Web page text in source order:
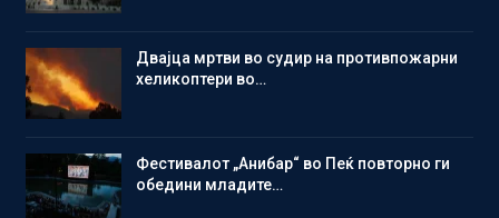
Двајца мртви во судир на противпожарни
хеликоптери во…
Фестивалот „Анибар“ во Пеќ повторно ги
обедини младите…